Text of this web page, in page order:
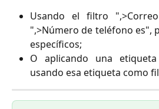
Usando el filtro
",>Número de teléfono es",
específicos;
O aplicando una
usando esa etiqueta como